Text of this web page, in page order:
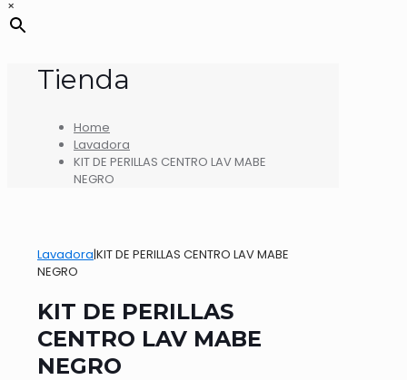
×
Tienda
Home
Lavadora
KIT DE PERILLAS CENTRO LAV MABE
NEGRO
Lavadora|KIT DE PERILLAS CENTRO LAV MABE
NEGRO
KIT DE PERILLAS
CENTRO LAV MABE
NEGRO